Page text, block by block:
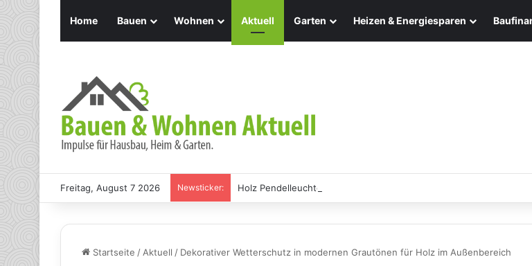
Home Bauen Wohnen Aktuell Garten Heizen & Energiesparen
Freitag, August 7 2026 Newsticker: Holz Pendelleuchten: Eleganz und Nachhaltigkeit für Ihr Zuhause
Startseite /Aktuell / Dekorativer Wetterschutz in modernen Grautönen für Holz im Außenbereich